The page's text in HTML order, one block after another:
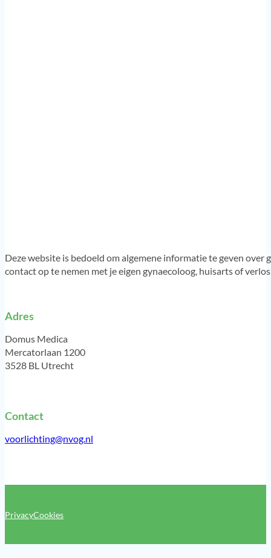
Deze website is bedoeld om algemene informatie te geven
contact op te nemen met je eigen gynaecoloog, huisarts of
Adres
Domus Medica
Mercatorlaan 1200
3528 BL Utrecht
Contact
voorlichting@nvog.nl
PrivacyCookies